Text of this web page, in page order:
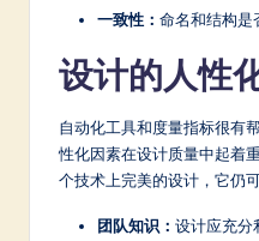
一致性： 命名和结构是
设计的人性
自动化工具和度量指标很有
性化因素在设计质量中起着
个技术上完美的设计，它仍可
团队知识： 设计应充分